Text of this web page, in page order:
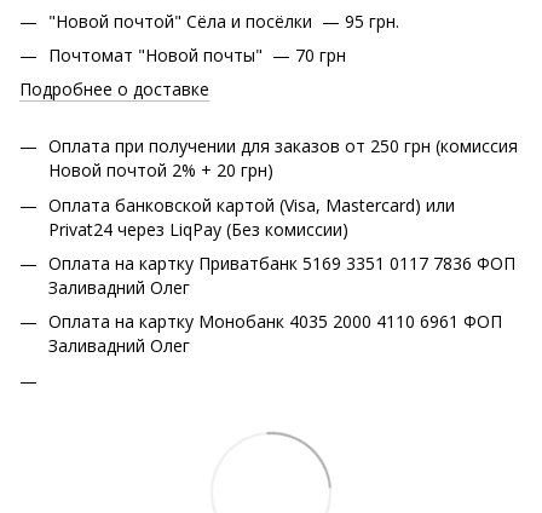
"Новой почтой" Сёла и посёлки — 95 грн.
Почтомат "Новой почты" — 70 грн
Подробнее о доставке
Оплата при получении для заказов от 250 грн (комиссия
Новой почтой 2% + 20 грн)
Оплата банковской картой (Visa, Mastercard) или
Privat24 через LiqPay (Без комиссии)
Оплата на картку Приватбанк 5169 3351 0117 7836 ФОП
Заливадний Олег
Оплата на картку Монобанк 4035 2000 4110 6961 ФОП
Заливадний Олег